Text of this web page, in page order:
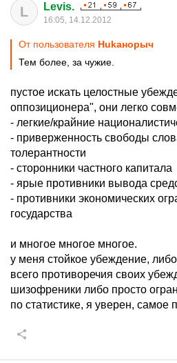
L Levis.
16:05, 14.12.2012
От пользователя Hukанорыч
Тем более, за чужие.
пустое искать целостные
оппозиционера", они легко
- легкие/крайние
- приверженность свободы
толерантности
- сторонники частного капитала
- ярые противники вывода
- противники экономических
государства
и многое многое многое.
у меня стойкое убеждение,
всего противоречия своих
шизофреники либо просто
по статистике, я уверен, самое